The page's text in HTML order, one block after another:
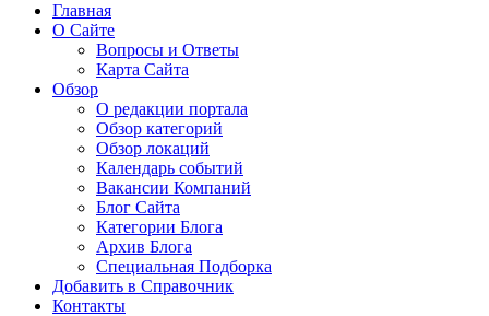
Главная
О Сайте
Вопросы и Ответы
Карта Сайта
Обзор
О редакции портала
Обзор категорий
Обзор локаций
Календарь событий
Вакансии Компаний
Блог Сайта
Категории Блога
Архив Блога
Специальная Подборка
Добавить в Справочник
Контакты